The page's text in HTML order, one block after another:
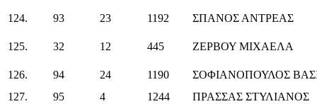
124. 93 23 1192 ΣΠΑΝΟΣ ΑΝΤΡΕΑΣ
125. 32 12 445 ΖΕΡΒΟΥ ΜΙΧΑΕΛΑ
126. 94 24 1190
ΣΟΦΙΑΝΟΠΟΥΛΟΣ
127.
95 4 1244 ΠΡΑΣΣΑΣ ΣΤΥΛΙΑΝΟΣ